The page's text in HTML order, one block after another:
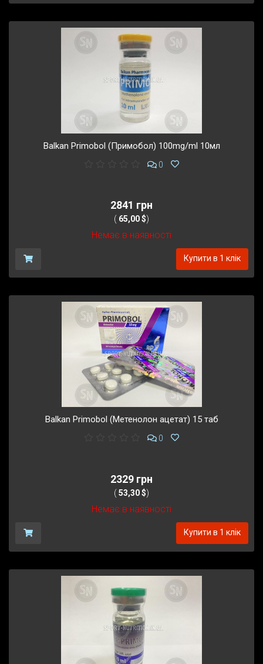
Balkan Primobol (Примобол) 100mg/ml 10мл
0
2841 грн
( 65,00 $)
Немає в наявності
Купити в 1 клік
Balkan Primobol (Метенолон ацетат) 15 таб
0
2329 грн
( 53,30 $)
Немає в наявності
Купити в 1 клік